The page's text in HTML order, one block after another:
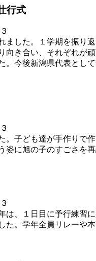
行式
ました。１学期を振り
き合い、それぞれが
。今後新潟県代表とし
。子ども達が手作りで
に旭の子のすごさを再
、１日目に予行練習
た。学年全員リレーや